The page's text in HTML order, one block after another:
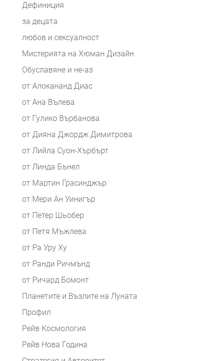
Дефиниция
за децата
любов и сексуалност
Мистерията на Хюман Дизайн
Обуславяне и не-аз
от Алокананд Диас
от Ана Вълева
от Гулико Върбанова
от Дияна Джордж Димитрова
от Лийла Суон-Хърбърт
от Линда Бънел
от Мартин Грасинджър
от Мери Ан Уинигър
от Петер Шьобер
от Петя Мъжлева
от Ра Уру Ху
от Ранди Ричмънд
от Ричард Бомонт
Планетите и Възлите на Луната
Профил
Рейв Космология
Рейв Нова Година